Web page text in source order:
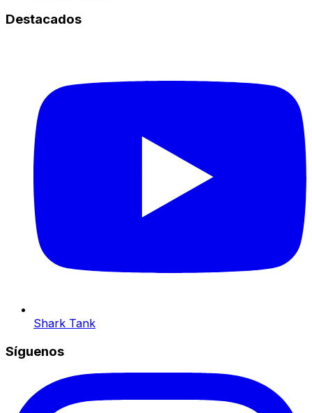
Destacados
Shark Tank
Síguenos